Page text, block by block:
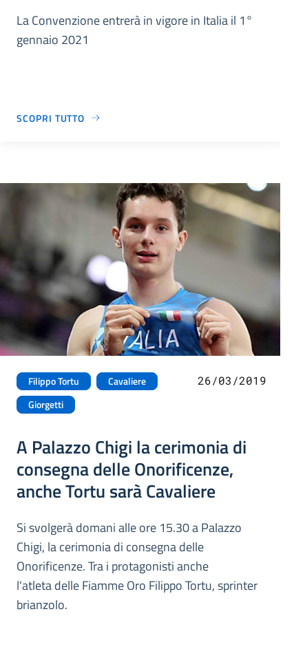
La Convenzione entrerà in vigore in Italia il 1°
gennaio 2021
SCOPRI TUTTO
Filippo Tortu
Cavaliere
Giorgetti
26/03/2019
A Palazzo Chigi la cerimonia di
consegna delle Onorificenze,
anche Tortu sarà Cavaliere
Si svolgerà domani alle ore 15.30 a Palazzo
Chigi, la cerimonia di consegna delle
Onorificenze. Tra i protagonisti anche
l'atleta delle Fiamme Oro Filippo Tortu, sprinter
brianzolo.